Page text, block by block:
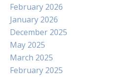
February 2026
January 2026
December 2025
May 2025
March 2025
February 2025